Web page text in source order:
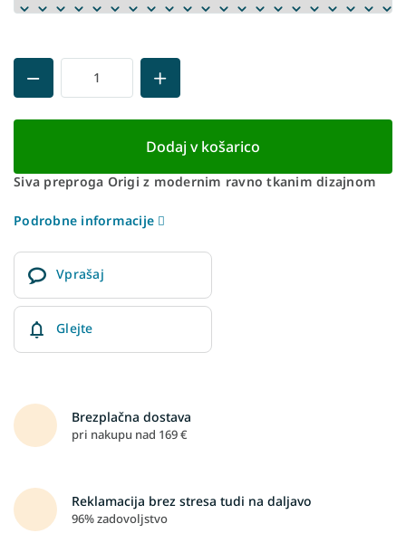
Dodaj v košarico
Siva preproga Origi z modernim ravno tkanim dizajnom
Podrobne informacije
Vprašaj
Glejte
Brezplačna dostava
pri nakupu nad 169 €
Reklamacija brez stresa tudi na daljavo
96% zadovoljstvo